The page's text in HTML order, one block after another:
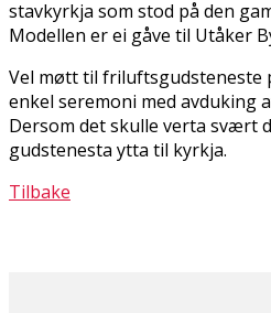
stavkyrkja som stod på den
Modellen er ei gåve til Utåker
Vel møtt til friluftsgudsteneste
enkel seremoni med avduking
Dersom det skulle verta svært
gudstenesta flytta til kyrkja.
Tilbake